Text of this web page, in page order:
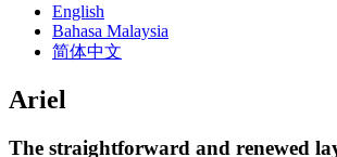
English
Bahasa Malaysia
简体中文
Ariel
The straightforward and renewed